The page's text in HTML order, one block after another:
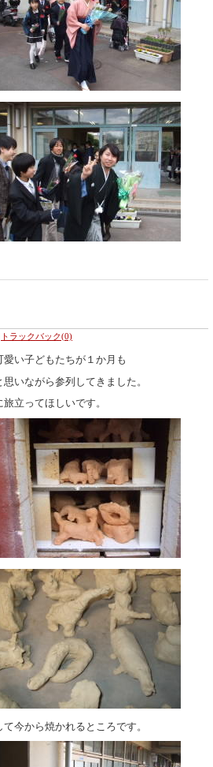
トラックバック(0)
い子どもたちが１か月も
いながら参列してきました。
立ってほしいです。
今から焼かれるところです。